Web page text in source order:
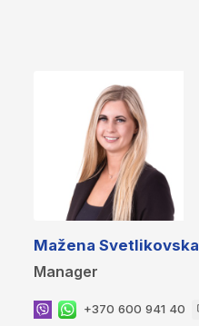
Mažena Svetlikovska
Manager
+370 600 941 40